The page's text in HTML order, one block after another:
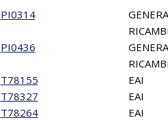
PI0314
PI0436
T78155
EAI
T78327
EAI
T78264
EAI